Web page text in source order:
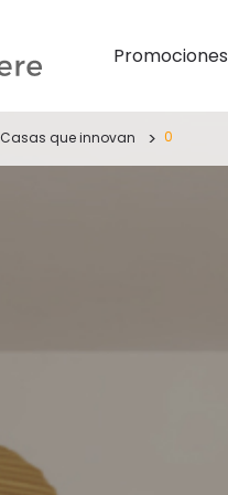
Promociones
Casas que innovan 0